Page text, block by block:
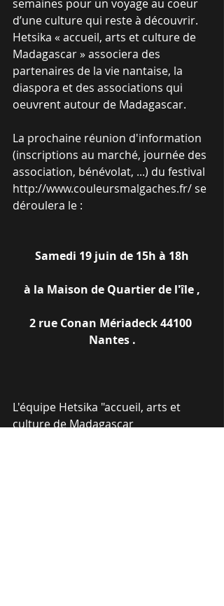
semaines pour un voyage au coeur
d’une culture qui reste à découvrir.
Hetsika « accueil, arts et culture de
Madagascar » associera des
partenaires de la vie nantaise, la
diaspora et des associations qui
oeuvrent autour de Madagascar.
La prochaine réunion d'information
(inscriptions au marché, journée des
association, bénévolat, ...) du festival
http://www.couleursmalgaches.fr/ se
déroulera le :
Samedi 19 juin de 15h à 18h
à la Maison de Quartier de l'île ,
2 rue Conan Mériadeck 44100
Nantes .
L'équipe Hetsika "accueil, arts et
culture de Madagascar